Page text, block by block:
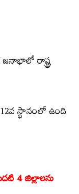
రాష్ట్ర
స్థానంలో ఉంది
4 జిల్లాలను